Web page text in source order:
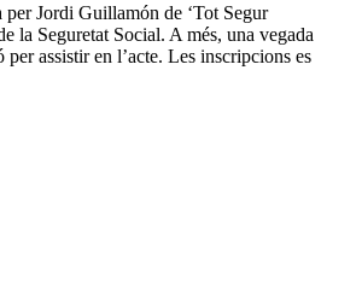
per Jordi Guillamón de ‘Tot Segur
la Seguretat Social. A més, una vegada
assistir en l’acte. Les inscripcions es